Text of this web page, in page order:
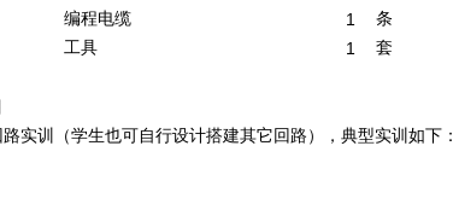
编程电缆 1
条
工具 1 套
实训（学生也可自行设计搭建其它回路），典型实训如下：